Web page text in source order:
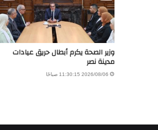
وزير الصحة يكرم أبطال حريق عيادات
مدينة نصر
2026/08/06 11:30:15 صباحًا